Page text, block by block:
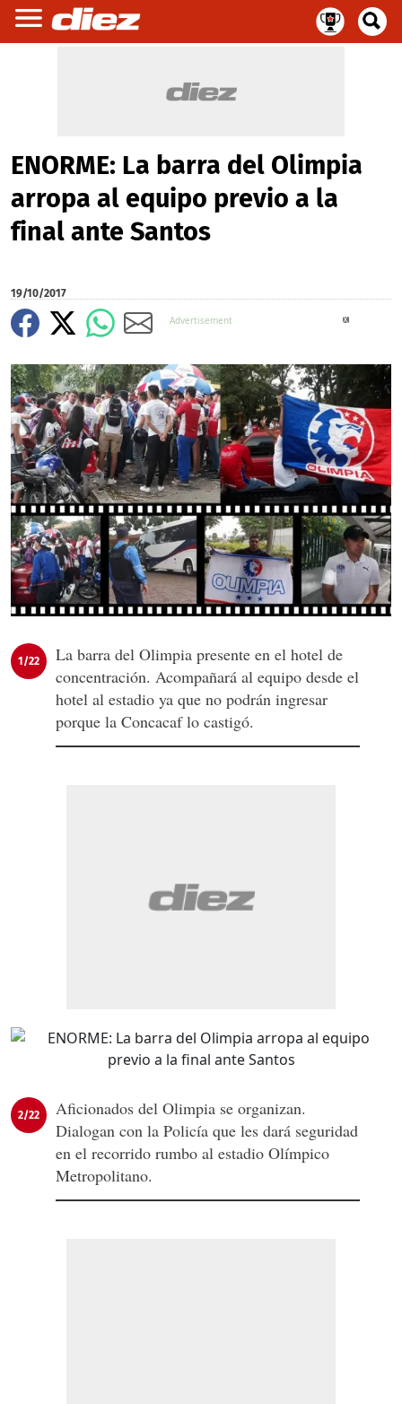
ENORME: La barra del Olimpia
arropa al equipo previo a la
final ante Santos
19/10/2017
1/22
La barra del Olimpia presente en el hotel de
concentración. Acompañará al equipo desde el
hotel al estadio ya que no podrán ingresar
porque la Concacaf lo castigó.
2/22
Aficionados del Olimpia se organizan.
Dialogan con la Policía que les dará seguridad
en el recorrido rumbo al estadio Olímpico
Metropolitano.
X